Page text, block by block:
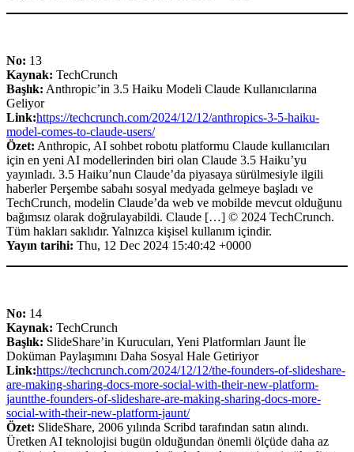
No: 13
Kaynak: TechCrunch
Başlık: Anthropic’in 3.5 Haiku Modeli Claude Kullanıcılarına
Geliyor
Link:https://techcrunch.com/2024/12/12/anthropics-3-5-haiku-
model-comes-to-claude-users/
Özet: Anthropic, AI sohbet robotu platformu Claude kullanıcıları
için en yeni AI modellerinden biri olan Claude 3.5 Haiku’yu
yayınladı. 3.5 Haiku’nun Claude’da piyasaya sürülmesiyle ilgili
haberler Perşembe sabahı sosyal medyada gelmeye başladı ve
TechCrunch, modelin Claude’da web ve mobilde mevcut olduğunu
bağımsız olarak doğrulayabildi. Claude […] © 2024 TechCrunch.
Tüm hakları saklıdır. Yalnızca kişisel kullanım içindir.
Yayın tarihi: Thu, 12 Dec 2024 15:40:42 +0000
No: 14
Kaynak: TechCrunch
Başlık: SlideShare’in Kurucuları, Yeni Platformları Jaunt İle
Doküman Paylaşımını Daha Sosyal Hale Getiriyor
Link:https://techcrunch.com/2024/12/12/the-founders-of-slideshare-
are-making-sharing-docs-more-social-with-their-new-platform-
jauntthe-founders-of-slideshare-are-making-sharing-docs-more-
social-with-their-new-platform-jaunt/
Özet: SlideShare, 2006 yılında Scribd tarafından satın alındı.
Üretken AI teknolojisi bugün olduğundan önemli ölçüde daha az